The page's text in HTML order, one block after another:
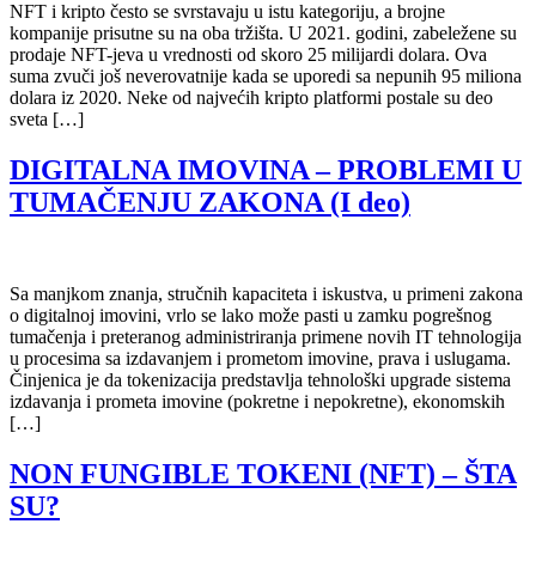
NFT i kripto često se svrstavaju u istu kategoriju, a brojne
kompanije prisutne su na oba tržišta. U 2021. godini, zabeležene su
prodaje NFT-jeva u vrednosti od skoro 25 milijardi dolara. Ova
suma zvuči još neverovatnije kada se uporedi sa nepunih 95 miliona
dolara iz 2020. Neke od najvećih kripto platformi postale su deo
sveta […]
DIGITALNA IMOVINA – PROBLEMI U
TUMAČENJU ZAKONA (I deo)
Sa manjkom znanja, stručnih kapaciteta i iskustva, u primeni zakona
o digitalnoj imovini, vrlo se lako može pasti u zamku pogrešnog
tumačenja i preteranog administriranja primene novih IT tehnologija
u procesima sa izdavanjem i prometom imovine, prava i uslugama.
Činjenica je da tokenizacija predstavlja tehnološki upgrade sistema
izdavanja i prometa imovine (pokretne i nepokretne), ekonomskih
[…]
NON FUNGIBLE TOKENI (NFT) – ŠTA
SU?